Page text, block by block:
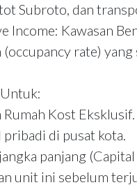
Subroto, dan
Income: Kawasan
rate)
Rumah Kost Eksklusif.
pribadi di pusat kota.
panjang
unit ini sebelum